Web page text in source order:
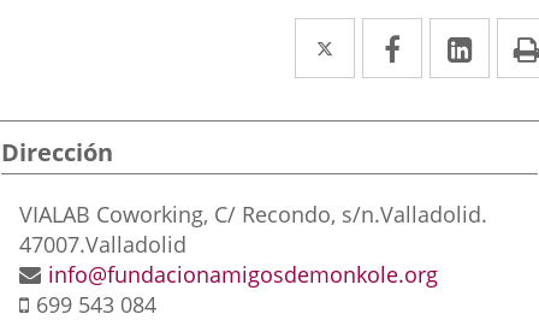
Twitter
Enlace
a
una
externa.
Facebook
Enlace
a
una
externa.
a
una
Dirección
Postal
address
VIALAB Coworking, C/ Recondo, s/n.Valladolid.
47007.Valladolid
Email
info@fundacionamigosdemonkole.org
Mobile
699 543 084